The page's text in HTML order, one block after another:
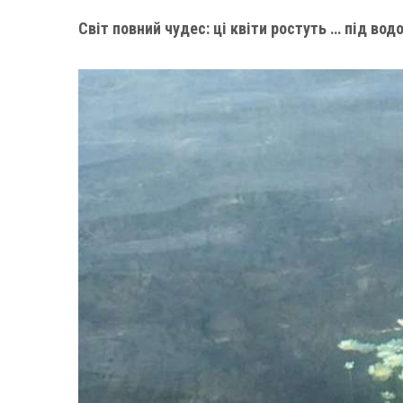
Світ повний чудес: ці квіти ростуть … під